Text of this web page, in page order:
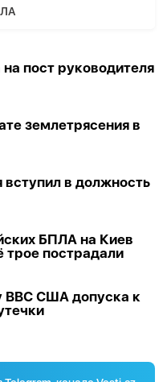
пост руководителя
землетрясения в
в должность
БПЛА на Киев
трое пострадали
ВВС США допуска к